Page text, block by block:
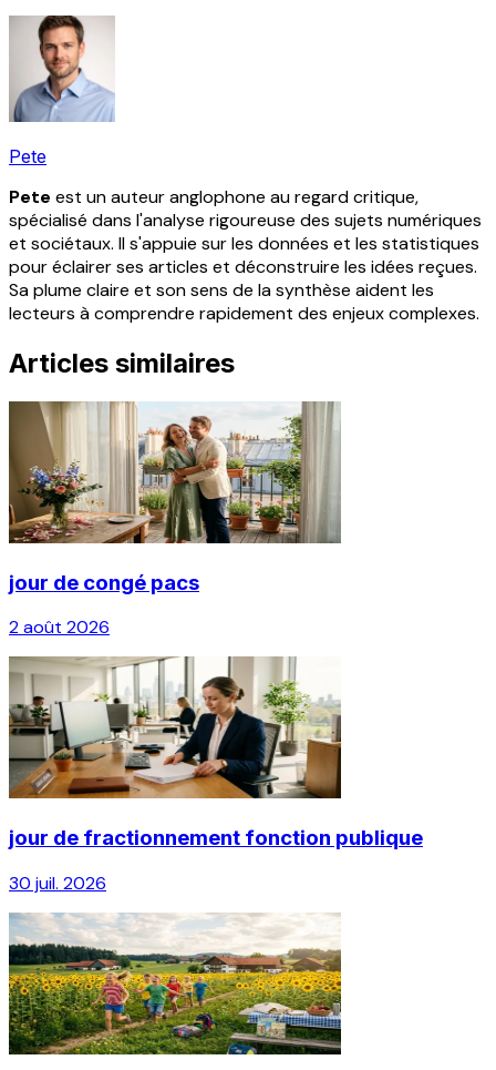
Pete
Pete est un auteur anglophone au regard critique,
spécialisé dans l'analyse rigoureuse des sujets numériques
et sociétaux. Il s'appuie sur les données et les statistiques
pour éclairer ses articles et déconstruire les idées reçues.
Sa plume claire et son sens de la synthèse aident les
lecteurs à comprendre rapidement des enjeux complexes.
Articles similaires
jour de congé pacs
2 août 2026
jour de fractionnement fonction publique
30 juil. 2026